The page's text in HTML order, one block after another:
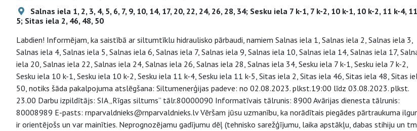
Salnas iela 1, 2, 3, 4, 5, 6, 7, 9, 10, 14, 17, 20, 22, 24, 26, 28, 34; Sesku iela 7 k-1, 7 k-2, 10 k-1, 10 k-2, 11 k-4,
5; Sitas iela 2, 46, 48, 50
Labdien! Informējam, ka saistībā ar siltumtīklu hidraulisko pārbaudi, namiem Salnas iela 1, Salnas iela 2, Salnas iela 3,
Salnas iela 4, Salnas iela 5, Salnas iela 6, Salnas iela 7, Salnas iela 9, Salnas iela 10, Salnas iela 14, Salnas iela 17,
iela 20, Salnas iela 22, Salnas iela 24, Salnas iela 26, Salnas iela 28, Salnas iela 34, Sesku iela 7 k-1, Sesku iela 7 k-2,
Sesku iela 10 k-1, Sesku iela 10 k-2, Sesku iela 11 k-4, Sesku iela 11 k-5, Sitas iela 2, Sitas iela 46, Sitas iela 48, Sitas
50, notiks šāda pakalpojuma atslēgšana: Siltumenerģijas padeve: no 02.08.2023. plkst.19:00 līdz 03.08.2023. plkst.
23.00 Darbu izpildītājs: SIA „Rīgas siltums” tālr.80000090 Informatīvais tālrunis: 8900 Avārijas dienesta tālrunis:
80008989 E-pasts: rnparvaldnieks@rnparvaldnieks.lv Vēršam jūsu uzmanību, ka norādītais piegādes pārtraukuma
ir orientējošs un var mainīties. Neprognozējamu gadījumu dēļ (tehnisko sarežģījumu, laika apstākļu, dabas stihiju un